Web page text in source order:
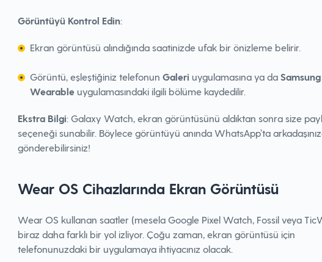
Görüntüyü Kontrol Edin:
Ekran görüntüsü alındığında saatinizde ufak bir önizleme belirir.
Görüntü, eşleştiğiniz telefonun Galeri uygulamasına ya da Samsung
Wearable uygulamasındaki ilgili bölüme kaydedilir.
Ekstra Bilgi: Galaxy Watch, ekran görüntüsünü aldıktan sonra size
seçeneği sunabilir. Böylece görüntüyü anında WhatsApp’ta
gönderebilirsiniz!
Wear OS Cihazlarında Ekran Görüntüsü
Wear OS kullanan saatler (mesela Google Pixel Watch, Fossil veya
biraz daha farklı bir yol izliyor. Çoğu zaman, ekran görüntüsü için
telefonunuzdaki bir uygulamaya ihtiyacınız olacak.